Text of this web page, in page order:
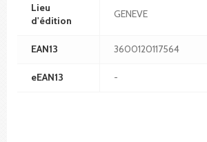
Lieu
d'édition
GENEVE
EAN13 3600120117564
eEAN13 -